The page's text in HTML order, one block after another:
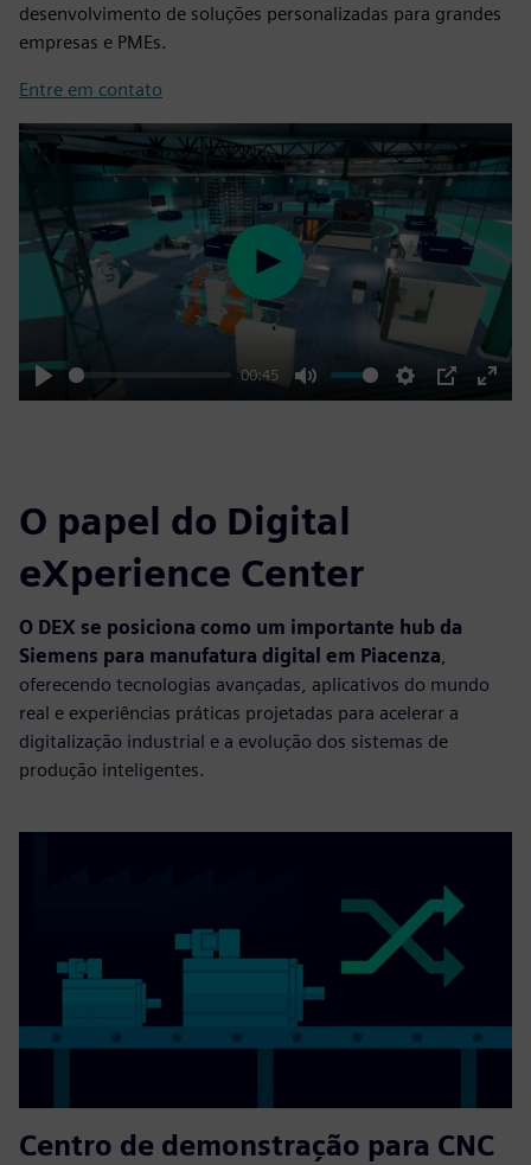
desenvolvimento de soluções personalizadas para grandes
empresas e PMEs.
Entre em contato
Play
00:45
Mute Settings
PIP
Enter
Play
O papel do Digital
eXperience Center
O DEX se posiciona como um importante hub da
Siemens para manufatura digital em Piacenza
oferecendo tecnologias avançadas, aplicativos do mundo
real e experiências práticas projetadas para acelerar a
digitalização industrial e a evolução dos sistemas de
produção inteligentes.
Centro de demonstração para CNC